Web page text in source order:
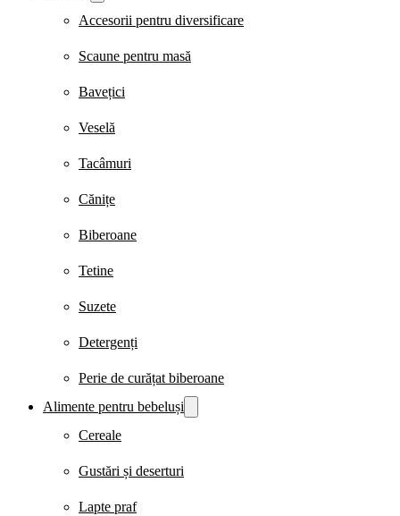
Accesorii pentru diversificare
Scaune pentru masă
Bavețici
Veselă
Tacâmuri
Cănițe
Biberoane
Tetine
Suzete
Detergenți
Perie de curățat biberoane
Alimente pentru bebeluși
Cereale
Gustări și deserturi
Lapte praf